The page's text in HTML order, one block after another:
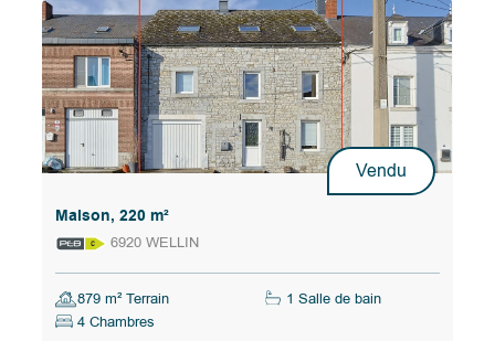
Vendu
Maison, 220 m²
6920 WELLIN
879 m² Terrain
1 Salle de bain
4 Chambres